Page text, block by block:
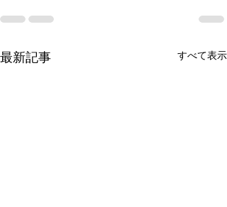
最新記事 すべて表示